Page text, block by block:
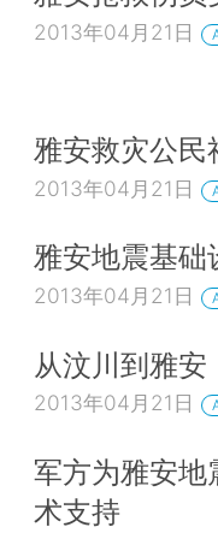
2013年04月21日
雅安救灾公民
2013年04月21日
雅安地震基础
2013年04月21日
从汶川到雅
2013年04月21日
军方为雅安地
术支持